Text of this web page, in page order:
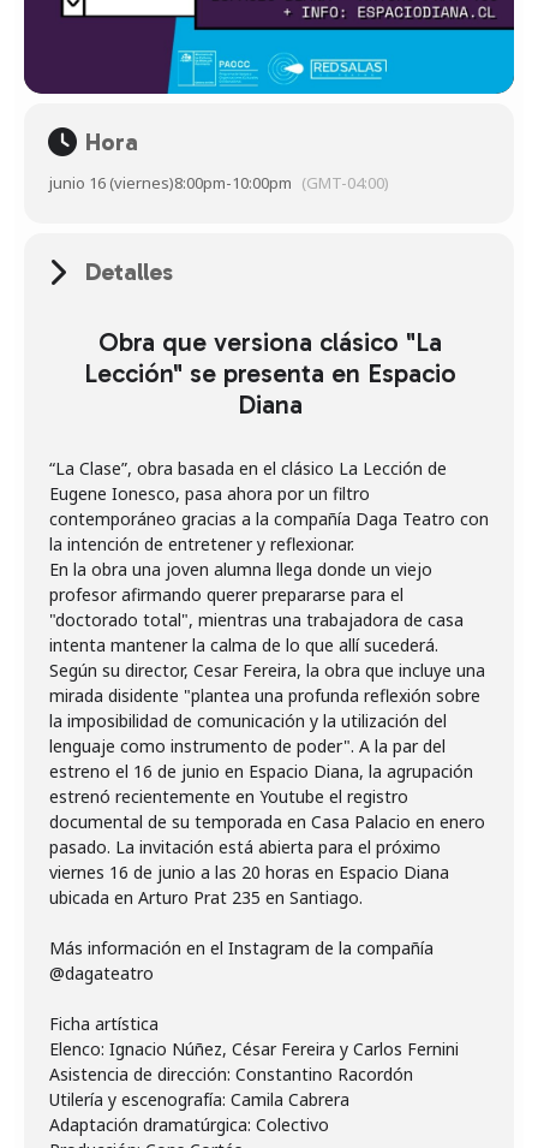
Hora
junio 16 (viernes)8:00pm-10:00pm (GMT-04:00)
Detalles
Obra que versiona clásico "La
Lección" se presenta en Espacio
Diana
“La Clase”, obra basada en el clásico La Lección de
Eugene Ionesco, pasa ahora por un filtro
contemporáneo gracias a la compañía Daga Teatro con
la intención de entretener y reflexionar.
En la obra una joven alumna llega donde un viejo
profesor afirmando querer prepararse para el
"doctorado total", mientras una trabajadora de casa
intenta mantener la calma de lo que allí sucederá.
Según su director, Cesar Fereira, la obra que incluye una
mirada disidente "plantea una profunda reflexión sobre
la imposibilidad de comunicación y la utilización del
lenguaje como instrumento de poder". A la par del
estreno el 16 de junio en Espacio Diana, la agrupación
estrenó recientemente en Youtube el registro
documental de su temporada en Casa Palacio en enero
pasado. La invitación está abierta para el próximo
viernes 16 de junio a las 20 horas en Espacio Diana
ubicada en Arturo Prat 235 en Santiago.
Más información en el Instagram de la compañía
@dagateatro
Ficha artística
Elenco: Ignacio Núñez, César Fereira y Carlos Fernini
Asistencia de dirección: Constantino Racordón
Utilería y escenografía: Camila Cabrera
Adaptación dramatúrgica: Colectivo